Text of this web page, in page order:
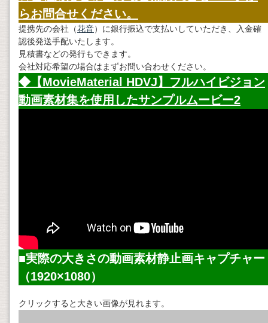
らお問合せください。
提携先の会社（花音）に銀行振込で支払いしていただき、入金確
認後発送手配いたします。
見積書などの発行もできます。
会社対応希望の場合はまずお問い合わせください。
◆【MovieMaterial HDVJ】フルハイビジョン
動画素材集を使用したサンプルムービー2
■実際の大きさの動画素材静止画キャプチャー
（1920×1080）
クリックすると大きい画像が見れます。